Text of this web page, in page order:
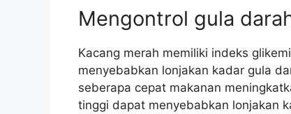
Mengontrol gula
Kacang merah memiliki indeks
menyebabkan lonjakan kadar gula
seberapa cepat makanan
tinggi dapat menyebabkan lonjakan